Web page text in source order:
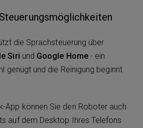
die Sprachsteuerung über
Siri und Google Home- ein
genügt und die Reinigung beginnt
App können Sie den Roboter auch
auf dem Desktop Ihres Telefons